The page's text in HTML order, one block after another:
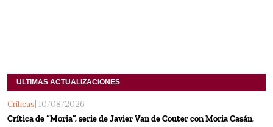
ULTIMAS ACTUALIZACIONES
Críticas | 10/08/2026
Crítica de “Moria”, serie de Javier Van de Couter con Moria Casán,